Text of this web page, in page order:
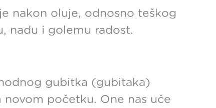
nakon oluje, odnosno teškog
nadu i golemu radost.
gubitka (gubitaka)
početku. One nas uče